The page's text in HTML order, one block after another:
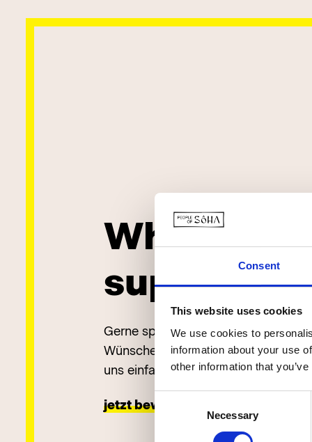
Consent
This website uses cookies
We use cookies to
information about your use
other information that
Selection
Necessary
What’s
Gerne sprechen wir persönlich
Wünsche – auch dann, wenn noch
uns einfach deine Blitz-Bewerbung,
jetzt bewerben